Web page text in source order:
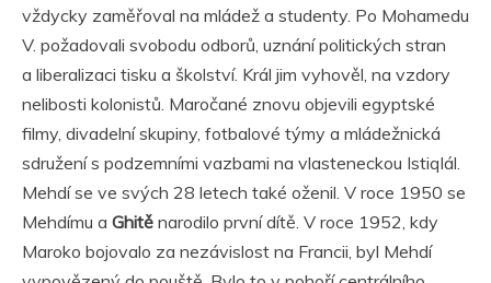
vždycky zaměřoval na mládež a studenty. Po Mohamedu
V. požadovali svobodu odborů, uznání politických stran
a liberalizaci tisku a školství. Král jim vyhověl, na vzdory
nelibosti kolonistů. Maročané znovu objevili egyptské
filmy, divadelní skupiny, fotbalové týmy a mládežnická
sdružení s podzemními vazbami na vlasteneckou Istiqlál.
Mehdí se ve svých 28 letech také oženil. V roce 1950 se
Mehdímu a Ghitě narodilo první dítě. V roce 1952, kdy
Maroko bojovalo za nezávislost na Francii, byl Mehdí